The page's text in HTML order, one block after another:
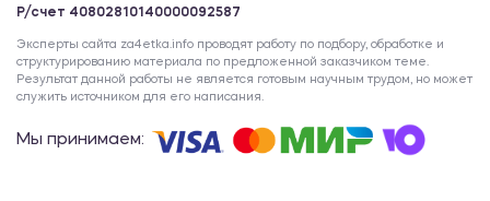
Р/счет 40802810140000092587
Эксперты сайта za4etka.info проводят работу по подбору, обработке и
структурированию материала по предложенной заказчиком теме.
Результат данной работы не является готовым научным трудом, но может
служить источником для его написания.
Мы принимаем: